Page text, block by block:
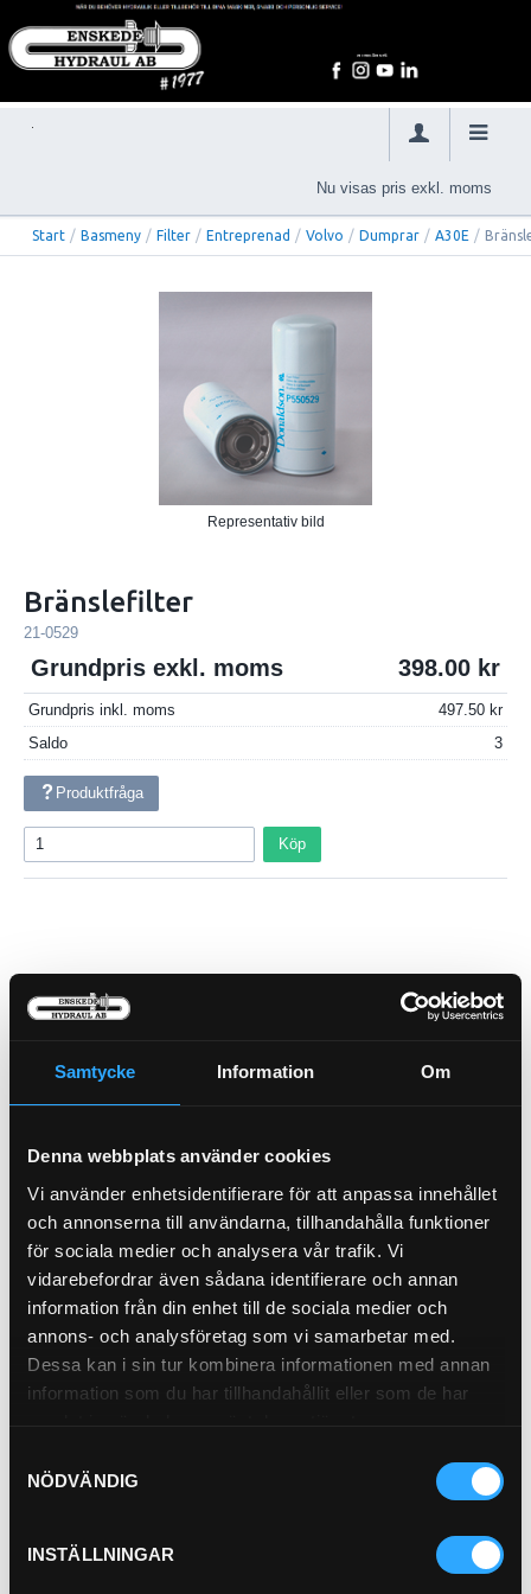
Samtycke Information Om
Denna webbplats använder cookies
Vi använder enhetsidentifierare för att anpassa innehållet
och annonserna till användarna, tillhandahålla funktioner
för sociala medier och analysera vår trafik. Vi
vidarebefordrar även sådana identifierare och annan
information från din enhet till de sociala medier och
annons- och analysföretag som vi samarbetar med.
Dessa kan i sin tur kombinera informationen med annan
information som du har tillhandahållit eller som de har
NÖDVÄNDIG
INSTÄLLNINGAR
Nu visas pris exkl. moms
Start / Basmeny / Filter / Entreprenad / Volvo / Dumprar / A30E /
Representativ bild
Bränslefilter
21-0529
Grundpris exkl. moms 398.00
Grundpris inkl. moms
497.50
Saldo
3
Produktfråga
Köp
Oljefilter Longlife
21-M6
Pris exkl. 302.00
Köp
Oljefilter By-Pass
21-M10
Pris exkl.
Köp
P-HYLSA 2SC 1/2"